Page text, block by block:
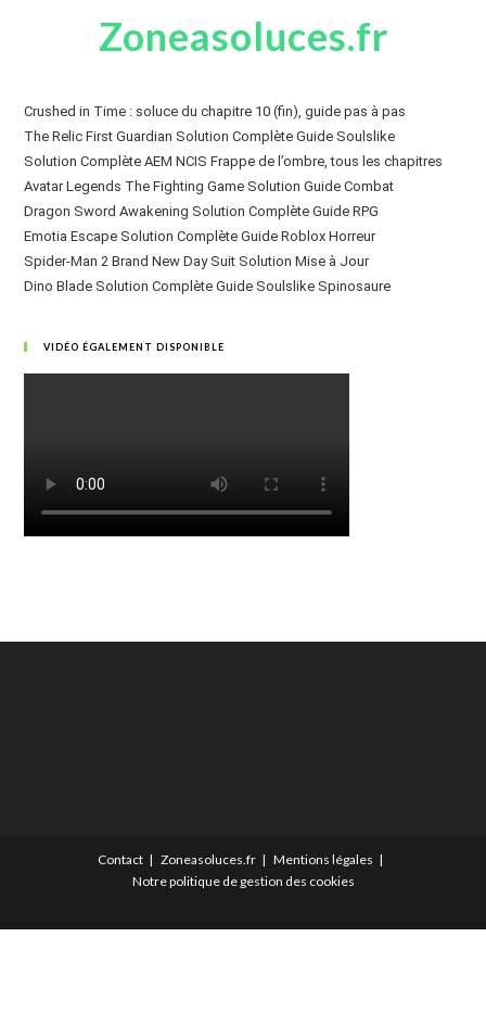
Zoneasoluces.fr
Crushed in Time : soluce du chapitre 10 (fin), guide pas à pas
The Relic First Guardian Solution Complète Guide Soulslike
Solution Complète AEM NCIS Frappe de l’ombre, tous les chapitres
Avatar Legends The Fighting Game Solution Guide Combat
Dragon Sword Awakening Solution Complète Guide RPG
Emotia Escape Solution Complète Guide Roblox Horreur
Spider-Man 2 Brand New Day Suit Solution Mise à Jour
Dino Blade Solution Complète Guide Soulslike Spinosaure
VIDÉO ÉGALEMENT DISPONIBLE
Contact Zoneasoluces.fr
Mentions légales
Notre politique de gestion des cookies